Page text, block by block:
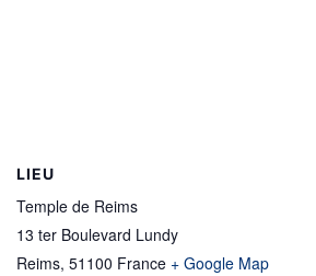
LIEU
Temple de Reims
13 ter Boulevard Lundy
Reims, 51100 France + Google Map